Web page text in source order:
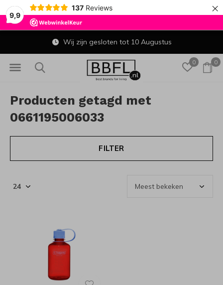
9,9
137 Reviews ×
0 0
Wij zijn gesloten tot 10 Augustus
Producten getagd met
0661195006033
FILTER